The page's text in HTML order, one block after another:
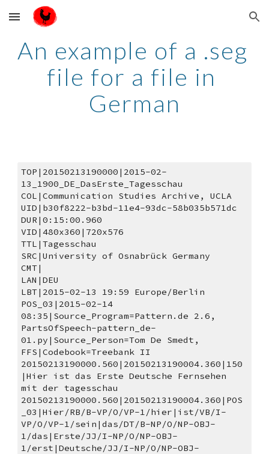
Skip to main content Skip to navigation
An example of a .seg
file for a file in
German
TOP|20150213190000|2015-02-
13_1900_DE_DasErste_Tagesschau
COL|Communication Studies Archive, UCLA
UID|b30f8222-b3bd-11e4-93dc-58b035b571dc
DUR|0:15:00.960
VID|480x360|720x576
TTL|Tagesschau
SRC|University of Osnabrück Germany
CMT|
LAN|DEU
LBT|2015-02-13 19:59 Europe/Berlin
POS_03|2015-02-14
08:35|Source_Program=Pattern.de 2.6,
PartsOfSpeech-pattern_de-
01.py|Source_Person=Tom De Smedt,
FFS|Codebook=Treebank II
20150213190000.560|20150213190004.360|150
|Hier ist das Erste Deutsche Fernsehen
mit der tagesschau
20150213190000.560|20150213190004.360|POS
_03|Hier/RB/B-VP/O/VP-1/hier|ist/VB/I-
VP/O/VP-1/sein|das/DT/B-NP/O/NP-OBJ-
1/das|Erste/JJ/I-NP/O/NP-OBJ-
1/erst|Deutsche/JJ/I-NP/O/NP-OBJ-